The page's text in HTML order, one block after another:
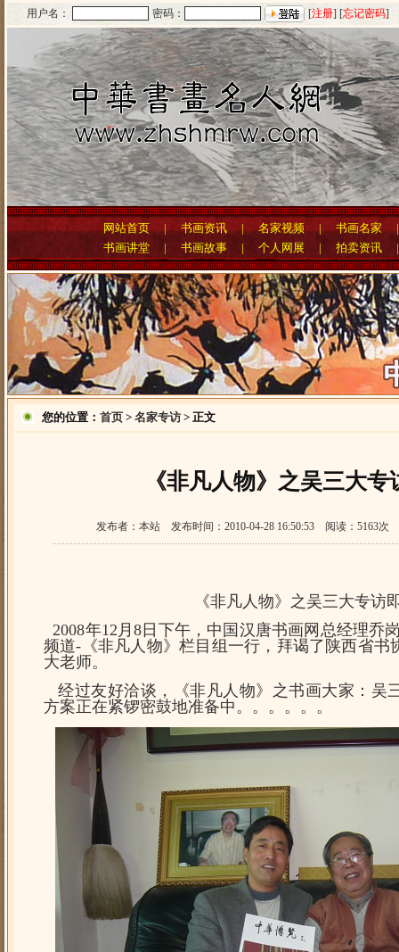
用户名： 密码： [注册] [忘记密码]
网站首页 |书画资讯 |名家视频 |书画名家
书画讲堂
| 书画故事 | 个人网展 | 拍卖资讯
您的位置： 首页 > 名家专访 > 正文
《非凡人物》之吴三大
发布者：本站 发布时间：2010-04-28 16:50:53 阅读：5163
《非凡人物》之吴三大专访
2008年12月8日下午，中国汉唐书画网总经理乔
频道-《非凡人物》栏目组一行，拜谒了陕西省书
大老师。
经过友好洽谈，
《非凡人物》之书画大家：
方案正在紧锣密鼓地准备中。。。。。。